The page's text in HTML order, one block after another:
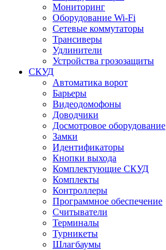
Мониторинг
Оборудование Wi-Fi
Сетевые коммутаторы
Трансиверы
Удлинители
Устройства грозозащиты
СКУД
Автоматика ворот
Барьеры
Видеодомофоны
Доводчики
Досмотровое оборудование
Замки
Идентификаторы
Кнопки выхода
Комплектующие СКУД
Комплекты
Контроллеры
Программное обеспечение
Считыватели
Терминалы
Турникеты
Шлагбаумы